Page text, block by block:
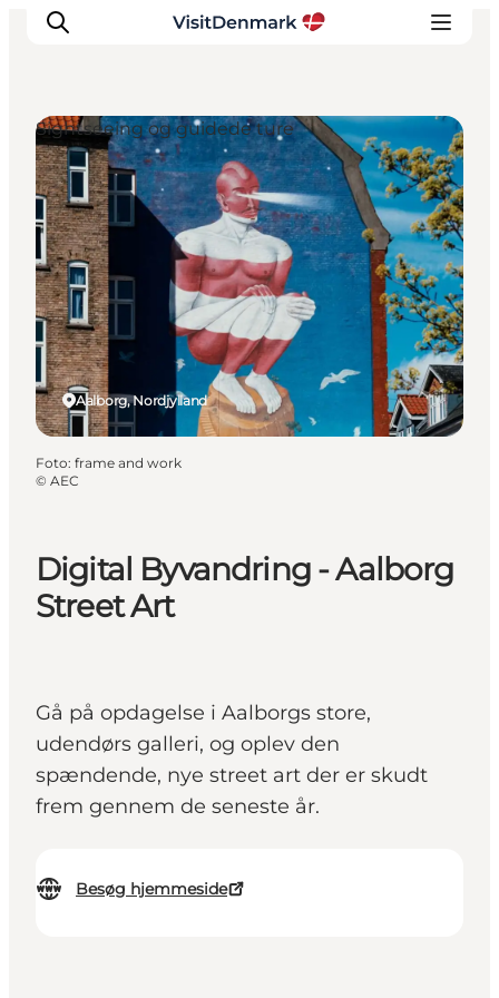
Inspiration
Destinationer
Oplevelser
Overnatning
Planlæg ferien
Digital Byvandring - Aalborg
Street Art
Gå på opdagelse i Aalborgs store,
udendørs galleri, og oplev den
spændende, nye street art der er skudt
frem gennem de seneste år.
Besøg hjemmeside
Aalborg, Nordjylland
Sightseeing og guidede ture
Foto: frame and work
© AEC